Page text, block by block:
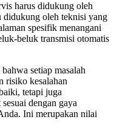
harus didukung oleh
didukung oleh teknisi yang
spesifik menangani
beluk transmisi otomatis
setiap masalah
risiko kesalahan
tetapi juga
dengan gaya
Ini merupakan nilai